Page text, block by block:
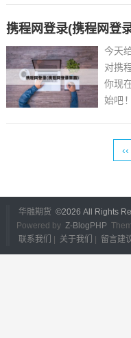
携程网登录(携程网登
今天
对携
你现
始吧
‹‹
华融期货 ©2026 All Rights
Powered by Z-BlogPHP
联系我们
| 关于我们 | 留言建